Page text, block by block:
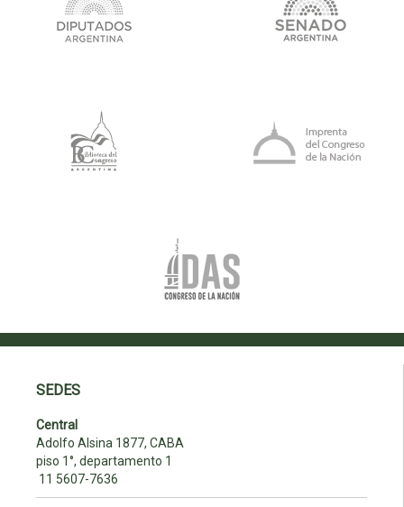
SEDES
Central
Adolfo Alsina 1877, CABA
piso 1°, departamento 1
11 5607-7636